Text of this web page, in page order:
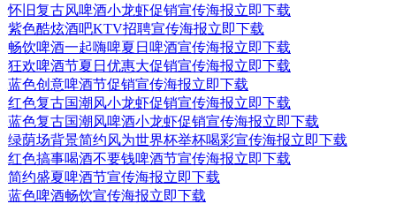
怀旧复古风啤酒小龙虾促销宣传海报立即下载
紫色酷炫酒吧KTV招聘宣传海报立即下载
畅饮啤酒一起嗨啤夏日啤酒宣传海报立即下载
狂欢啤酒节夏日优惠大促销宣传海报立即下载
蓝色创意啤酒节促销宣传海报立即下载
红色复古国潮风小龙虾促销宣传海报立即下载
蓝色复古国潮风啤酒小龙虾促销宣传海报立即下载
绿荫场背景简约风为世界杯举杯喝彩宣传海报立即下载
红色搞事喝酒不要钱啤酒节宣传海报立即下载
简约盛夏啤酒节宣传海报立即下载
蓝色啤酒畅饮宣传海报立即下载